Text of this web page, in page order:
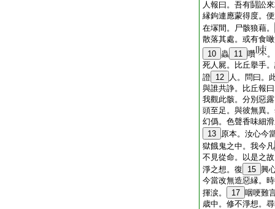
人報曰。吾有鬪訟
縁鉤連應蒙得度。
在塜間。尸骸狼藉。
散落其處。或有食
10 蟲 11 囋
死人屍。比丘擧手
證 12
人。問曰。
與誰共諍。比丘報
我觀此骸。分別惡
頭至足。與彼無異
幻僞。色聲香味細
13 原本。汝心今
獄餓鬼之中。我今凡
不見從命。以是之
淨之想。復
15 興
今當改無造惡縁。
揮涙。
17 咽哽難
歳中。修不淨想。